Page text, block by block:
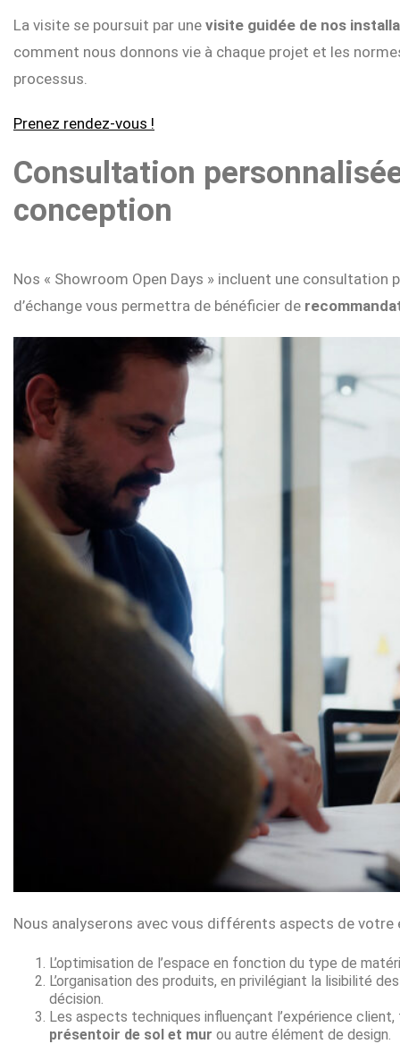
La visite se poursuit par une visite guidée de nos
comment nous donnons vie à chaque projet et les
processus.
Prenez rendez-vous !
Consultation
conception
Nos « Showroom Open Days » incluent une
d’échange vous permettra de bénéficier de
Nous analyserons avec vous différents aspects de votre
L’optimisation de l’espace en fonction du type de
L’organisation des produits, en privilégiant la lisibilité
décision.
Les aspects techniques influençant l’expérience
présentoir de sol et mur ou autre élément de design.